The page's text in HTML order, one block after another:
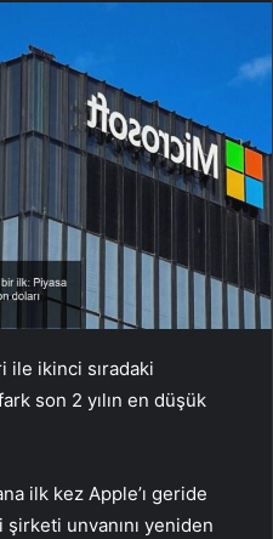
ile ikinci sıradaki
son 2 yılın en düşük
ilk kez Apple’ı geride
şirketi unvanını yeniden